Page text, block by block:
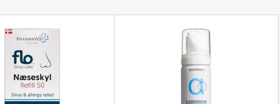
brugsvejledning.
Hornet godt og tømmes for vand.
herefter.